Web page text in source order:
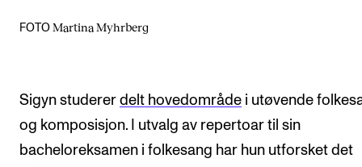
Finn ansatte
FOTO Martina Myhrberg
Sigyn studerer delt hovedområde i utøvende
og komposisjon. I utvalg av repertoar til sin
bacheloreksamen i folkesang har hun utforsket det